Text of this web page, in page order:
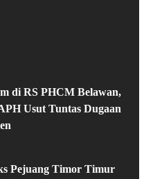
di RS PHCM Belawan,
Usut Tuntas Dugaan
Pejuang Timor Timur